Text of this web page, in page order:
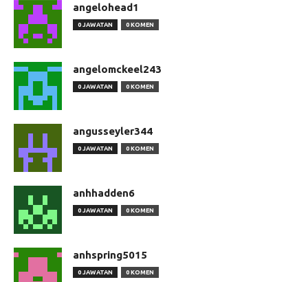
angelohead1
0 JAWATAN 0 KOMEN
angelomckeel243
0 JAWATAN 0 KOMEN
angusseyler344
0 JAWATAN 0 KOMEN
anhhadden6
0 JAWATAN 0 KOMEN
anhspring5015
0 JAWATAN 0 KOMEN